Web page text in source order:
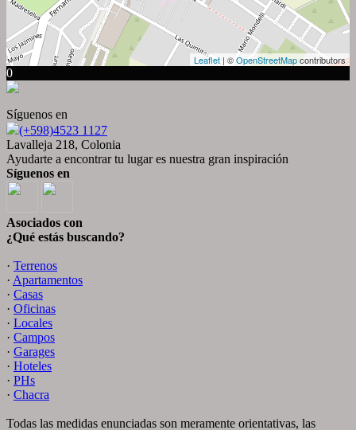
Leaflet | ©OpenStreetMapcontributors
0
Síguenos en
(+598)4523 1127
Lavalleja 218, Colonia
Ayudarte a encontrar tu lugar es nuestra gran inspiración
Síguenos en
Asociados con
¿Qué estás buscando?
· Terrenos
· Apartamentos
· Casas
· Oficinas
· Locales
· Campos
· Garages
· Hoteles
· PHs
· Chacra
Todas las medidas enunciadas son meramente orientativas, las